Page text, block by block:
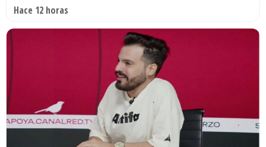
Hace 12 horas